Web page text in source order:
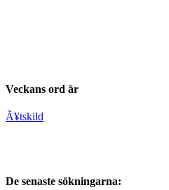
Veckans ord är
Ã¥tskild
De senaste sökningarna: